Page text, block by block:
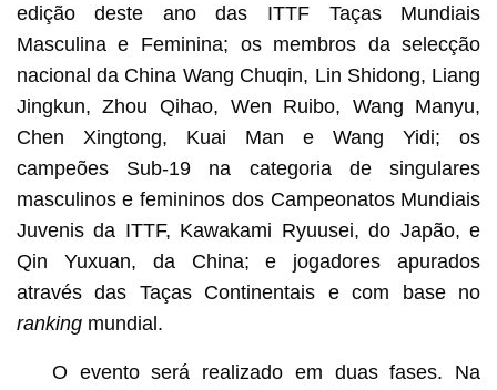
edição deste ano das ITTF Taças Mundiais
Masculina e Feminina; os membros da selecção
nacional da China Wang Chuqin, Lin Shidong, Liang
Jingkun, Zhou Qihao, Wen Ruibo, Wang Manyu,
Chen Xingtong, Kuai Man e Wang Yidi; os
campeões Sub-19 na categoria de singulares
masculinos e femininos dos Campeonatos Mundiais
Juvenis da ITTF, Kawakami Ryuusei, do Japão, e
Qin Yuxuan, da China; e jogadores apurados
através das Taças Continentais e com base no
rankingmundial.
O evento será realizado em duas fases. Na